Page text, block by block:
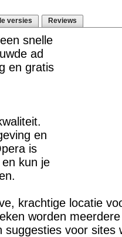
versies Reviews
snelle
ad
en gratis
en
is
kun je
krachtige locatie
worden
suggesties voor sites